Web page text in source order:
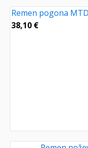
Remen pogona
38,10 €